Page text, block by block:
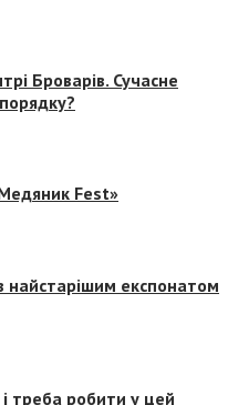
Броварів. Сучасне
Fest»
найстарішим експонатом
треба робити у цей